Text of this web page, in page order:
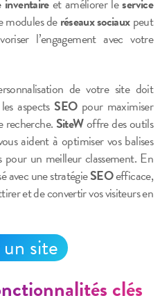
modules deréseaux sociauxpeut
l’engagement avec votre
de votre site doit
aspects SEOpour maximiser
recherche. SiteWoffre des outils
aident à optimiser vos balises
un meilleur classement. En
avec une stratégieSEOefficace,
et de convertir vos visiteurs en
site
clés